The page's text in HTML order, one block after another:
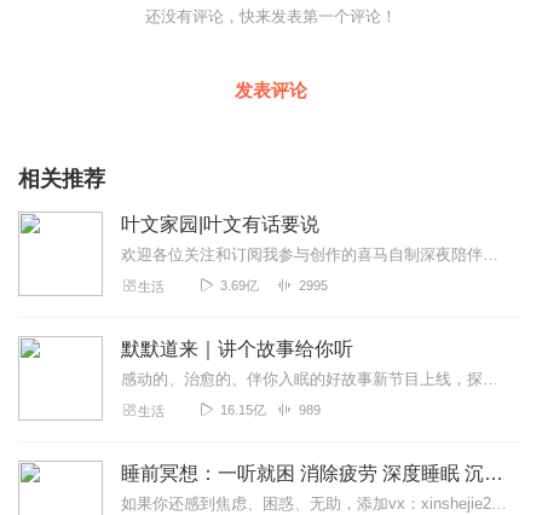
还没有评论，快来发表第一个评论！
发表评论
相关推荐
叶文家园|叶文有话要说
欢迎各位关注和订阅我参与创作的喜马自制深夜陪伴谈话栏目《听你说·百态人声》【听你说·百态人声】每晚直播连线真实人间故事|叶文现场互动中|人间冷暖，抱团取暖每周...
生活 3.69亿 2995
默默道来｜讲个故事给你听
感动的、治愈的、伴你入眠的好故事新节目上线，探索现实世界的无尽魅力，追求对生活的真实记录《听见人间真相》（点击名称，直达专辑）网易人间故事集持续更新中，邀您关注...
生活 16.15亿 989
睡前冥想：一听就困 消除疲劳 深度睡眠 沉浸体验
如果你还感到焦虑、困惑、无助，添加vx：xinshejie2018、vx公众号：宣萱心伴，与主播宣萱开启心灵交流之旅，共建温暖的精神家园！如果你喜欢我的内容，请...